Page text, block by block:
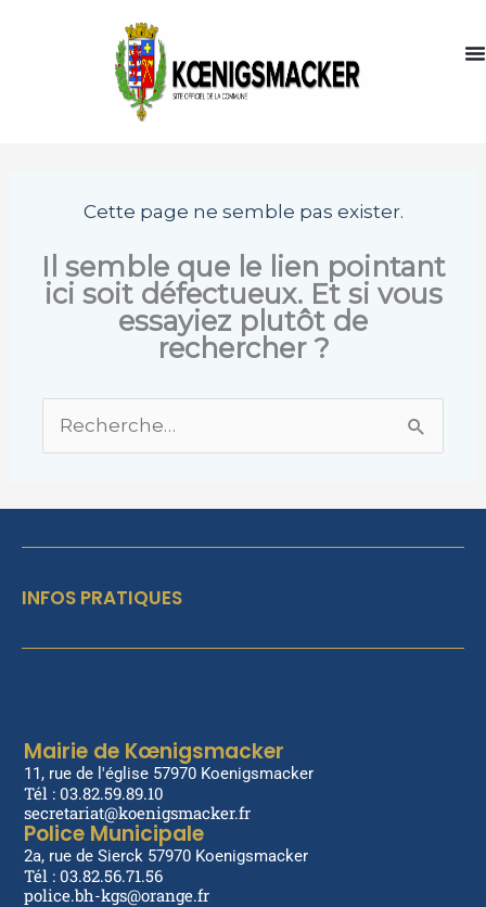
Cette page ne semble pas exister.
Il semble que le lien pointant
ici soit défectueux. Et si vous
essayiez plutôt de
rechercher ?
Rechercher :
INFOS PRATIQUES
Mairie de Kœnigsmacker
11, rue de l'église 57970 Koenigsmacker
Tél : 03.82.59.89.10
secretariat@koenigsmacker.fr
Police Municipale
2a, rue de Sierck 57970 Koenigsmacker
Tél : 03.82.56.71.56
police.bh-kgs@orange.fr